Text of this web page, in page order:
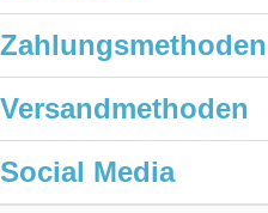
Zahlungsmethoden
Versandmethoden
Social Media